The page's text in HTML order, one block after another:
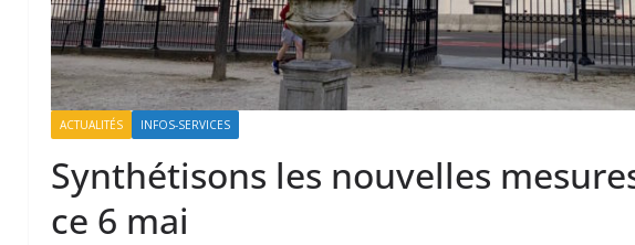
ACTUALITÉS INFOS-SERVICES
Synthétisons les nouvelles
ce 6 mai